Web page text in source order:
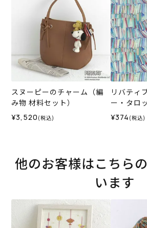
スヌーピーのチャーム（編
み物 材料セット）
¥3,520 (税込)
リバティ
ー・タロ
（ホビー
ナル）
¥374 (税込)
他のお客様はこちら
います